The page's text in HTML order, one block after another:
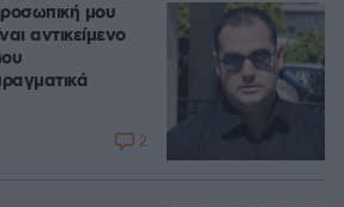
μου
αντικείμενο
2